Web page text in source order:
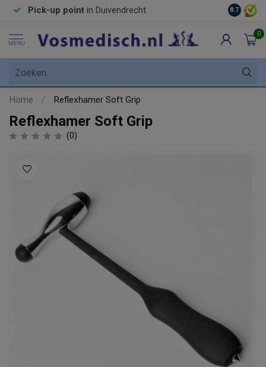
Pick-up point in Duivendrecht 8.7
MENU
0
Home / Reflexhamer Soft Grip
Reflexhamer Soft Grip
(0)